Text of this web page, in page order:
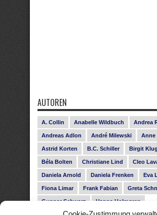
AUTOREN
A. Collin Anabelle Wildbuch Andrea
Andreas Adlon André Milewski Anne
Astrid Korten B.C. Schiller Birgit
Béla Bolten Christiane Lind Cleo
Daniela Arnold Daniela Frenken Eva
Fiona Limar Frank Fabian Greta
Gunnar Schwarz Hanna Holmgren